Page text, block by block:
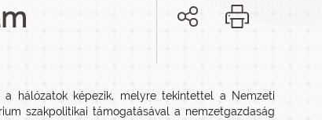
hálózatok képezik, melyre tekintettel a Nemzeti
szakpolitikai támogatásával a nemzetgazdaság